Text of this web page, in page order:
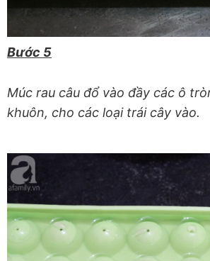
Bước 5
Múc rau câu đổ vào đầy các ô
khuôn, cho các loại trái cây vào.